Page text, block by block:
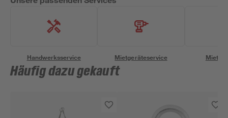
Handwerksservice Mietgeräteservice
Häufig dazu gekauft